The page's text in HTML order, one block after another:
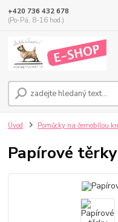
+420 736 432 678
(Po-Pá, 8-16 hod.)
Úvod Pomůcky na černobílou
Papírové